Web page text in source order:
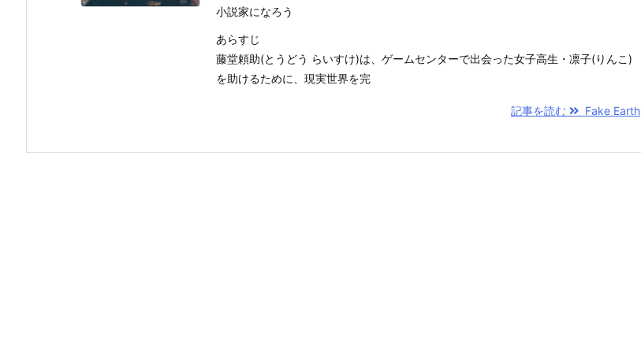
小説家になろう
あらすじ
藤堂頼助(とうどう らいすけ)は、ゲームセンターで出会った女子高生・凛子(りんこ)
を助けるために、現実世界を完
記事を読む Fake Earth